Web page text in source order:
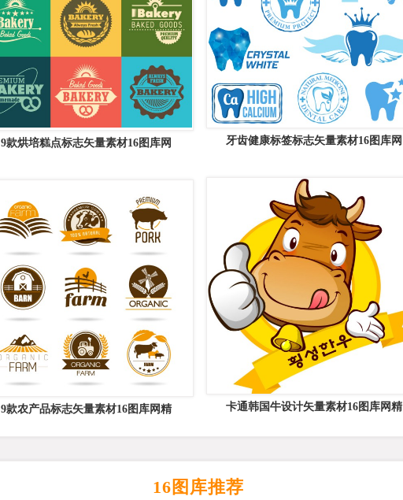
9款烘培糕点标志矢量素材16图库网 牙齿健康标签标志矢量素材16图库网
卡通韩国牛设计矢量素材16图库网精
9款农产品标志矢量素材16图库网精
16图库推荐